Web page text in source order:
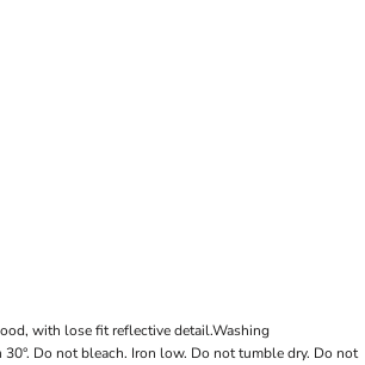
with lose fit reflective detail.Washing
Do not bleach. Iron low. Do not tumble dry. Do not